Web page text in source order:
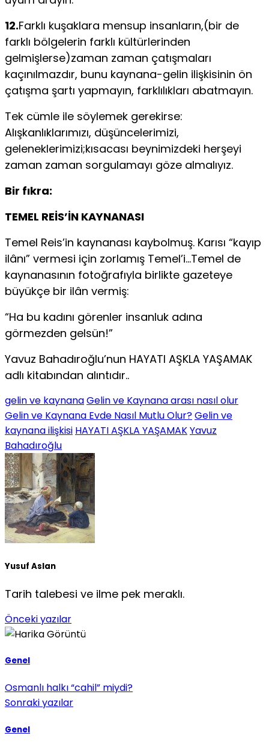
12.Farklı kuşaklara mensup insanların,(bir de
farklı bölgelerin farklı kültürlerinden
gelmişlerse)zaman zaman çatışmaları
kaçınılmazdır, bunu kaynana-gelin ilişkisinin ön
çatışma şartı yapmayın, farklılıkları abatmayın.
Tek cümle ile söylemek gerekirse:
Alışkanlıklarımızı, düşüncelerimizi,
geleneklerimizi;kısacası beynimizdeki herşeyi
zaman zaman sorgulamayı göze almalıyız.
Bir fıkra:
TEMEL REİS’İN KAYNANASI
Temel Reis’in kaynanası kaybolmuş. Karısı “kayıp
ilânı” vermesi için zorlamış Temel’i…Temel de
kaynanasının fotoğrafıyla birlikte gazeteye
büyükçe bir ilân vermiş:
“Ha bu kadını görenler insanluk adına
görmezden gelsün!”
Yavuz Bahadıroğlu’nun HAYATI AŞKLA YAŞAMAK
adlı kitabından alıntıdır..
gelin ve kaynanaGelin ve Kaynana arası nasıl olur
Gelin ve Kaynana Evde Nasıl Mutlu Olur?Gelin ve
kaynana ilişkisi HAYATI AŞKLA YAŞAMAKYavuz
Bahadıroğlu
Yusuf Aslan
Tarih talebesi ve ilme pek meraklı.
Önceki yazılar
Genel
Osmanlı halkı “cahil” miydi?
Sonraki yazılar
Genel